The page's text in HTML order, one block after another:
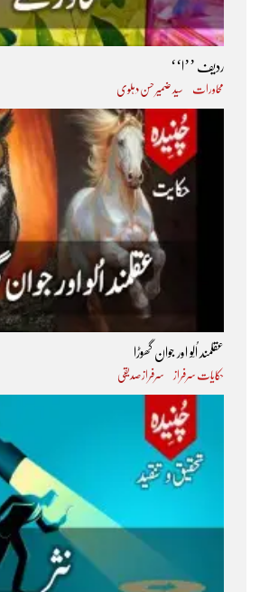
ردیف ’’ا‘‘
محاورات سید ضمیر حسن دہلوی
عقلمند اُلّو اور جوان گھوڑا
حکایات سرفراز سرفراز صدیقی